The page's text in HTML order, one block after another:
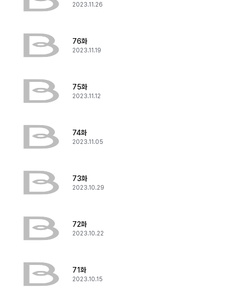
2023.11.26
76화
2023.11.19
75화
2023.11.12
74화
2023.11.05
73화
2023.10.29
72화
2023.10.22
71화
2023.10.15